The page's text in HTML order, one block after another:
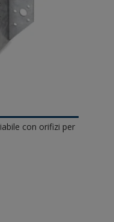
con orifizi per